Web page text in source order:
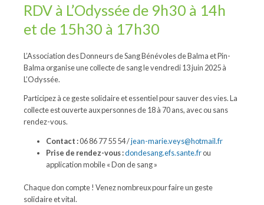
RDV à L’Odyssée de 9h30 à 14h
et de 15h30 à 17h30
L’Association des Donneurs de Sang Bénévoles de Balma et Pin-
Balma organise une collecte de sang le vendredi 13 juin 2025 à
L’Odyssée.
Participez à ce geste solidaire et essentiel pour sauver des vies. La
collecte est ouverte aux personnes de 18 à 70 ans, avec ou sans
rendez-vous.
Contact :06 86 77 55 54 /jean-marie.veys@hotmail.fr
Prise de rendez-vous :dondesang.efs.sante.frou
application mobile « Don de sang »
Chaque don compte ! Venez nombreux pour faire un geste
solidaire et vital.